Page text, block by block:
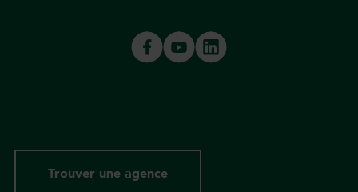
Trouver une agence